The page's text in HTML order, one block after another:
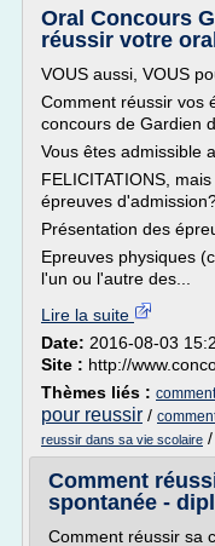
Oral Concours
réussir votre oral
VOUS aussi, VOUS
Comment réussir vos
concours de Gardien
Vous êtes admissible
FELICITATIONS,
épreuves
Présentation des
Epreuves physiques
l'un ou l'autre des...
Lire la suite
Date: 2016-08-03
Site : http://
Thèmes liés :
pour reussir /
reussir dans sa vie scolaire /
Comment
spontanée -
Comment réussir sa